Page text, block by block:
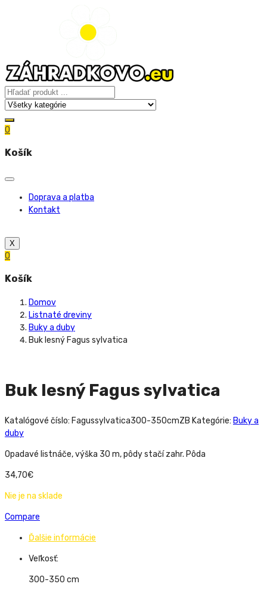
0
Košík
Doprava a platba
Kontakt
X
0
Košík
Domov
Listnaté dreviny
Buky a duby
Buk lesný Fagus sylvatica
Buk lesný Fagus sylvatica
Katalógové číslo: Fagussylvatica300-350cmZB Kategórie: Buky a
duby
Opadavé listnáče, výška 30 m, pôdy stačí zahr. Pôda
34,70€
Nie je na sklade
Compare
Ďalšie informácie
Veľkosť:
300-350 cm